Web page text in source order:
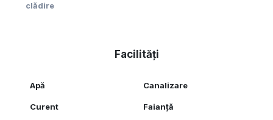
clădire
Facilități
Apă Canalizare
Curent Faianță